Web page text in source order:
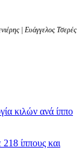
| Ευάγγελος Τσερές
κιλών ανά ίππο
ίππους και